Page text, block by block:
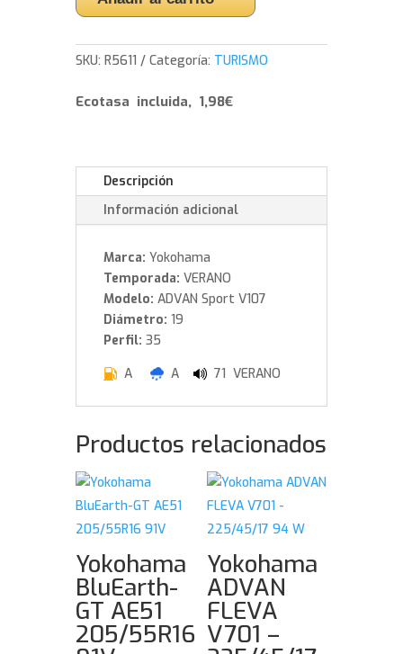
285/35/19
103
cantidad
SKU:R5611 Categoría: TURISMO
Ecotasa incluida, 1,98€
Descripción
Información adicional
Marca: Yokohama
Temporada: VERANO
Modelo: ADVAN Sport V107
Diámetro: 19
Perfil: 35
A
A 71 VERANO
Productos relacionados
Yokohama
BluEarth-
GT AE51
205/55R16
Yokohama
ADVAN
FLEVA
V701 –